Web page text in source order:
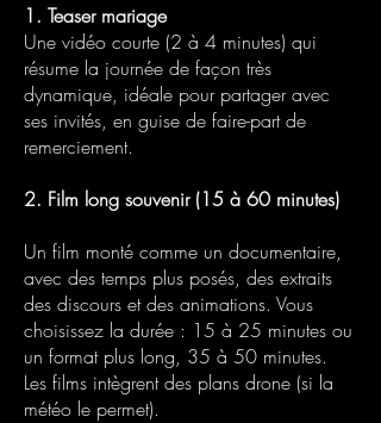
1. Teaser mariage
Une vidéo courte (2 à 4 minutes) qui
résume la journée de façon très
dynamique, idéale pour partager avec
ses invités, en guise de faire-part de
remerciement.
2. Film long souvenir (15 à 60 minutes)
Un film monté comme un documentaire,
avec des temps plus posés, des extraits
des discours et des animations. Vous
choisissez la durée : 15 à 25 minutes ou
un format plus long, 35 à 50 minutes.
Les films intègrent des plans drone (si la
météo le permet).